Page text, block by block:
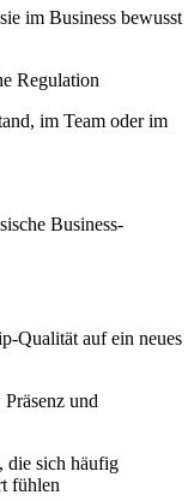
im Business bewusst
Regulation
im Team oder im
Business-
Qualität auf ein neues
und
die sich häufig
fühlen